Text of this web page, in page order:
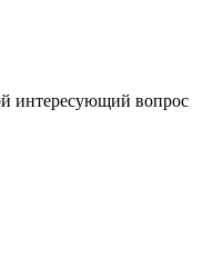
интересующий вопрос